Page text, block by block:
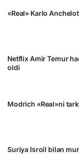
«Real» Karlo
Netflix Amir Temur
oldi
Modrich «Real»ni
Suriya Isroil bilan